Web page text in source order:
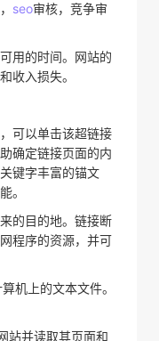
seo审核，竞争审
用的时间。网站的
收入损失。
可以单击该超链接
确定链接页面的内
键字丰富的锚文
。
的目的地。链接断
程序的资源，并可
机上的文本文件。
站并读取其页面和